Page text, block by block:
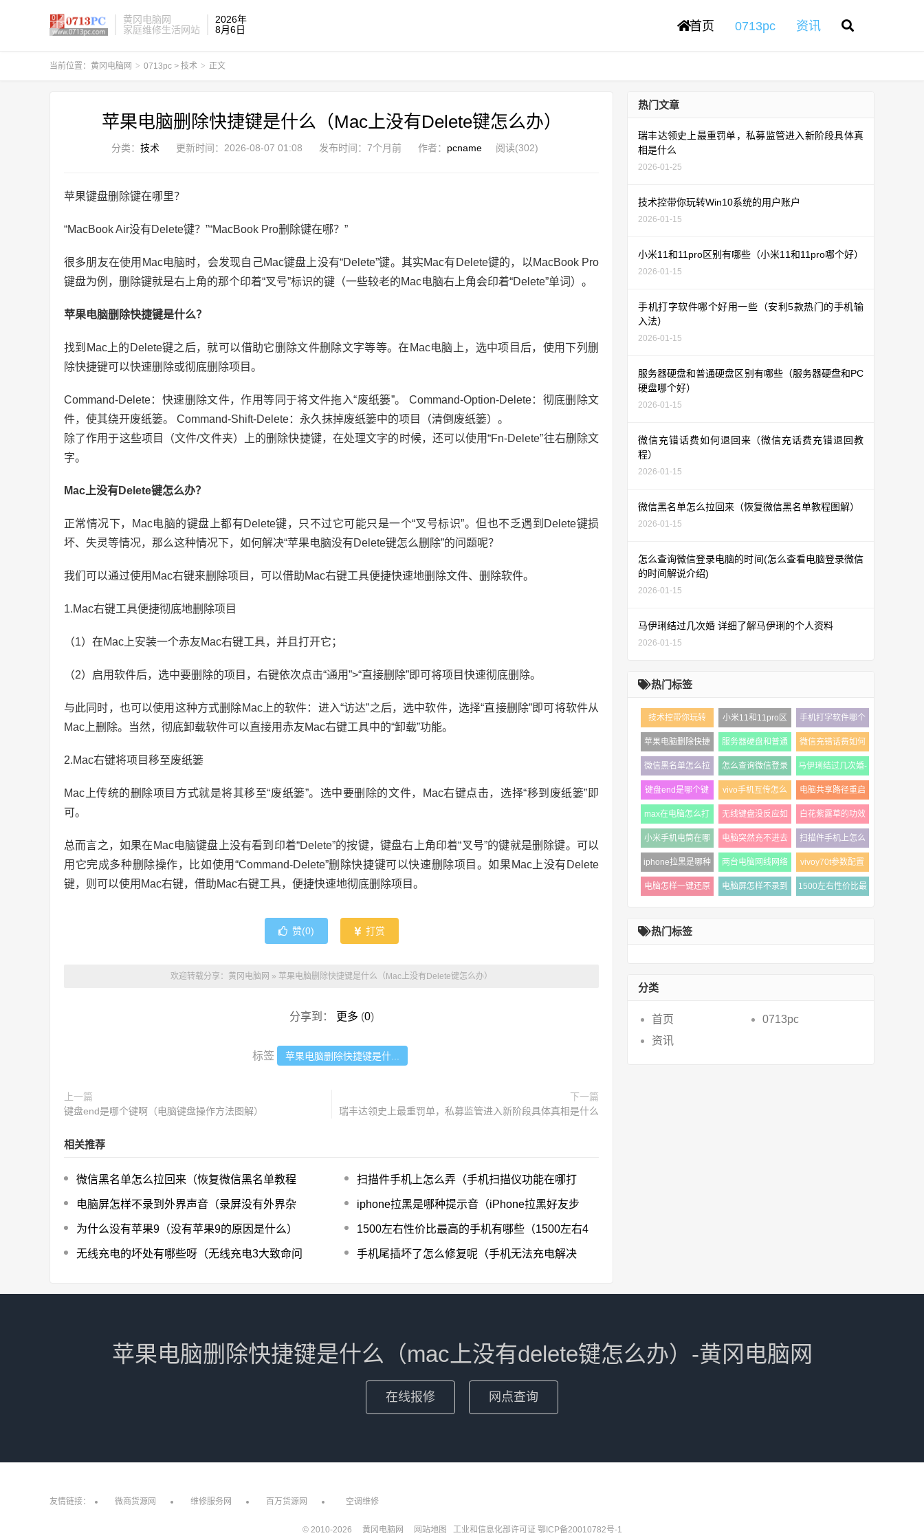
黄冈电脑网
家庭维修生活网站
2026年
8月6日
首页 0713pc 资讯
当前位置： 黄冈电脑网 > 0713pc > 技术 > 正文
苹果电脑删除快捷键是什么（Mac上没有Delete键怎么办）
分类： 技术 更新时间： 2026-08-07 01:08 发布时间： 7个月前 作者： pcname 阅读(302)
苹果键盘删除键在哪里？
“MacBook Air没有Delete键？”“MacBook Pro删除键在哪？”
很多朋友在使用Mac电脑时，会发现自己Mac键盘上没有“Delete”键。其实Mac有Delete键的，以MacBook Pro
键盘为例，删除键就是右上角的那个印着“叉号”标识的键（一些较老的Mac电脑右上角会印着“Delete”单词）。
苹果电脑删除快捷键是什么？
找到Mac上的Delete键之后，就可以借助它删除文件删除文字等等。在Mac电脑上，选中项目后，使用下列删
除快捷键可以快速删除或彻底删除项目。
Command-Delete：快速删除文件，作用等同于将文件拖入“废纸篓”。 Command-Option-Delete：彻底删除文
件，使其绕开废纸篓。 Command-Shift-Delete：永久抹掉废纸篓中的项目（清倒废纸篓）。
除了作用于这些项目（文件/文件夹）上的删除快捷键，在处理文字的时候，还可以使用“Fn-Delete”往右删除文
字。
Mac上没有Delete键怎么办？
正常情况下，Mac电脑的键盘上都有Delete键，只不过它可能只是一个“叉号标识”。但也不乏遇到Delete键损
坏、失灵等情况，那么这种情况下，如何解决“苹果电脑没有Delete键怎么删除”的问题呢？
我们可以通过使用Mac右键来删除项目，可以借助Mac右键工具便捷快速地删除文件、删除软件。
1.Mac右键工具便捷彻底地删除项目
（1）在Mac上安装一个赤友Mac右键工具，并且打开它；
（2）启用软件后，选中要删除的项目，右键依次点击“通用”>“直接删除”即可将项目快速彻底删除。
与此同时，也可以使用这种方式删除Mac上的软件：进入“访达”之后，选中软件，选择“直接删除”即可将软件从
Mac上删除。当然，彻底卸载软件可以直接用赤友Mac右键工具中的“卸载”功能。
2.Mac右键将项目移至废纸篓
Mac上传统的删除项目方式就是将其移至“废纸篓”。选中要删除的文件，Mac右键点击，选择“移到废纸篓”即
可。
总而言之，如果在Mac电脑键盘上没有看到印着“Delete”的按键，键盘右上角印着“叉号”的键就是删除键。可以
用它完成多种删除操作，比如使用“Command-Delete”删除快捷键可以快速删除项目。如果Mac上没有Delete
键，则可以使用Mac右键，借助Mac右键工具，便捷快速地彻底删除项目。
赞(0) 打赏
欢迎转载分享： 黄冈电脑网 » 苹果电脑删除快捷键是什么（Mac上没有Delete键怎么办）
分享到： 更多 (0)
标签 苹果电脑删除快捷键是什...
上一篇
键盘end是哪个键啊（电脑键盘操作方法图解）
下一篇
瑞丰达领史上最重罚单，私募监管进入新阶段具体真相是什么
相关推荐
微信黑名单怎么拉回来（恢复微信黑名单教程 扫描件手机上怎么弄（手机扫描仪功能在哪打
电脑屏怎样不录到外界声音（录屏没有外界杂 iphone拉黑是哪种提示音（iPhone拉黑好友步
为什么没有苹果9（没有苹果9的原因是什么） 1500左右性价比最高的手机有哪些（1500左右4
无线充电的坏处有哪些呀（无线充电3大致命问 手机尾插坏了怎么修复呢（手机无法充电解决
热门文章
瑞丰达领史上最重罚单，私募监管进入新阶段具体真
相是什么
2026-01-25
技术控带你玩转Win10系统的用户账户
2026-01-15
小米11和11pro区别有哪些（小米11和11pro哪个好）
2026-01-15
手机打字软件哪个好用一些（安利5款热门的手机输
入法）
2026-01-15
服务器硬盘和普通硬盘区别有哪些（服务器硬盘和PC
硬盘哪个好）
2026-01-15
微信充错话费如何退回来（微信充话费充错退回教
程）
2026-01-15
微信黑名单怎么拉回来（恢复微信黑名单教程图解）
2026-01-15
怎么查询微信登录电脑的时间(怎么查看电脑登录微信
的时间解说介绍)
2026-01-15
马伊琍结过几次婚 详细了解马伊琍的个人资料
2026-01-15
热门标签
技术控带你玩转
win10系统的用户
账户
小米11和11pro区
别有哪些（小米11
和11pro哪个好）
手机打字软件哪个
好用一些（安利5
款热门的手机输
苹果电脑删除快捷
键是什么（mac上
没有delete键怎么
办）
服务器硬盘和普通
硬盘区别有哪些
（服务器硬盘和pc
微信充错话费如何
退回来（微信充话
费充错退回教
微信黑名单怎么拉
回来（恢复微信黑
名单教程图解
怎么查询微信登录
电脑的时间怎么查
看电脑登录微
马伊琍结过几次婚-
详细了解马伊琍的
个人资料
键盘end是哪个键
啊（电脑键盘操作
方法图解）
vivo手机互传怎么
操作使用（小白式
的操作步骤图解
电脑共享路径重启
后消失了共享文件
夹电脑重启之
max在电脑怎么打
开苹果电脑怎么打
开max文件解说介
绍
无线键盘没反应如
何解决（无线键盘
没反应什么原
白花紫露草的功效
与作用（白花紫露
草的应用与价
小米手机电筒在哪
里打开（小米手机
快速打开手电
电脑突然充不进去
电了怎么办笔记本
电脑不能充电
扫描件手机上怎么
弄（手机扫描仪功
能在哪打开）
iphone拉黑是哪种
提示音（iphone拉
黑好友步骤教程）
两台电脑网线网络
地址一根网线连接
的两台电脑是
vivoy70t参数配置
价格分享
（vivoy70t手机的
电脑怎样一键还原
电脑屏怎样不录到
1500左右性价比最
热门标签
分类
首页
0713pc
资讯
苹果电脑删除快捷键是什么（mac上没有delete键怎么办）-黄冈电脑网
在线报修 网点查询
友情链接： 微商货源网 维修服务网 百万货源网 空调维修
© 2010-2026 黄冈电脑网 网站地图 工业和信息化部许可证 鄂ICP备20010782号-1